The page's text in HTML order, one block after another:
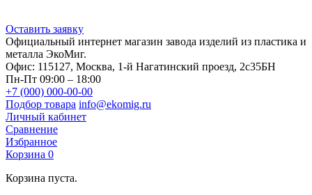
Оставить заявку
Официальный интернет магазин завода изделий из пластика и
металла ЭкоМиг.
Офис: 115127, Москва, 1-й Нагатинский проезд, 2с35БН
Пн-Пт 09:00 – 18:00
+7 (000) 000-00-00
Подбор товара info@ekomig.ru
Личный кабинет
Сравнение
Избранное
Корзина 0
Корзина пуста.